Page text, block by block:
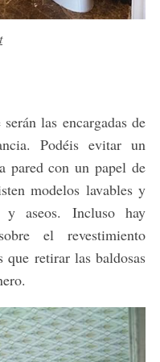
las encargadas de
Podéis evitar un
pared con un papel de
modelos lavables y
aseos. Incluso hay
el revestimiento
que retirar las baldosas